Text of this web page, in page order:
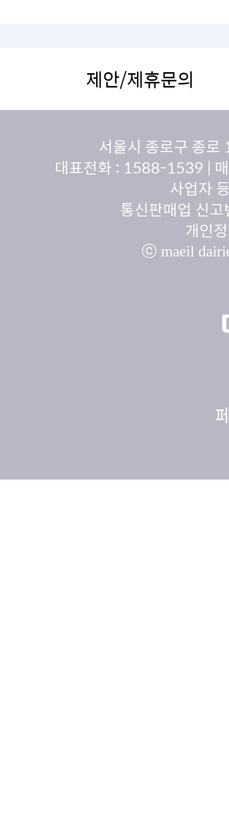
제안/제휴문의
서울시 종로구 종
대표전화 : 1588-1539 |
사업자
통신판매업 신
개인
ⓒ maeil